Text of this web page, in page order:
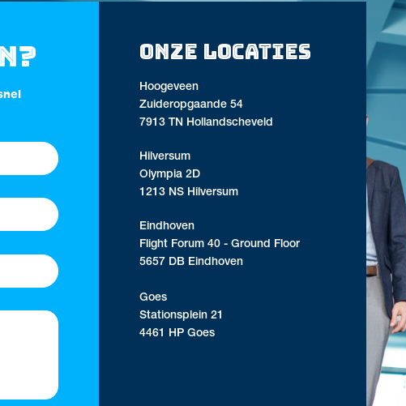
Onze locaties
Hoogeveen
Zuideropgaande 54
7913 TN Hollandscheveld
Hilversum
Olympia 2D
1213 NS Hilversum
Eindhoven
Flight Forum 40 - Ground Floor
5657 DB Eindhoven
Goes
Stationsplein 21
4461 HP Goes